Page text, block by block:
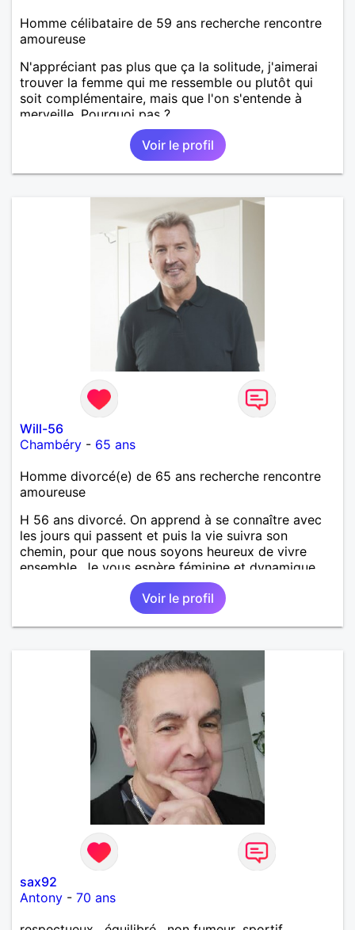
Homme célibataire de 59 ans recherche rencontre
amoureuse
N'appréciant pas plus que ça la solitude, j'aimerai
trouver la femme qui me ressemble ou plutôt qui
soit complémentaire, mais que l'on s'entende à
merveille. Pourquoi pas ?
Voir le profil
Will-56
Chambéry - 65 ans
Homme divorcé(e) de 65 ans recherche rencontre
amoureuse
H 56 ans divorcé. On apprend à se connaître avec
les jours qui passent et puis la vie suivra son
chemin, pour que nous soyons heureux de vivre
ensemble. Je vous espère féminine et dynamique,
ouverte et tolérante. Vos petits défauts seront sans
Voir le profil
sax92
Antony - 70 ans